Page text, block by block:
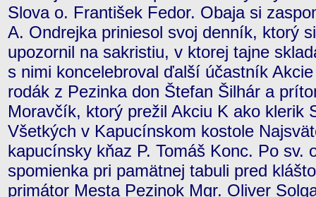
Slova o. František Fedor. Obaja si
A. Ondrejka priniesol svoj denník, ktorý
upozornil na sakristiu, v ktorej tajne
s nimi koncelebroval ďalší účastník
rodák z Pezinka don Štefan Šilhár a
Moravčík, ktorý prežil Akciu K ako klerik
Všetkých v Kapucínskom kostole
kapucínsky kňaz P. Tomáš Konc. Po sv.
spomienka pri pamätnej tabuli pred
primátor Mesta Pezinok Mgr. Oliver